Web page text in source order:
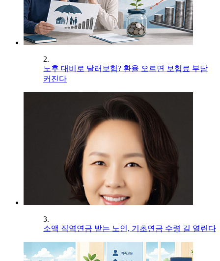
2.
노후 대비로 달러보험? 환율 오르면 보험료 부담
커진다
3.
소액 직역연금 받는 노인, 기초연금 수령 길 열린다